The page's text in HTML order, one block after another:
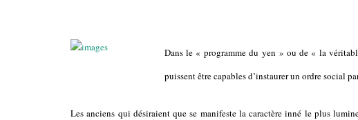
Dans le « programme du yen » ou de « la
puissent être capables d’instaurer un ordre social
Les anciens qui désiraient que se manifeste la caractère inné le plus